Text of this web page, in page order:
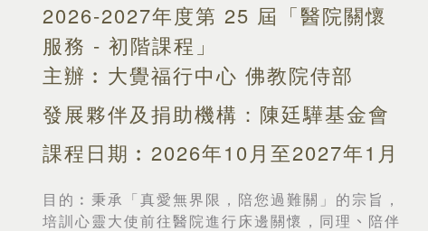
2026-2027年度第 25 屆「醫院關懷
服務 - 初階課程」
主辦︰大覺福行中心 佛教院侍部
發展夥伴及捐助機構：陳廷驊基金會
課程日期︰2026年10月至2027年1月
目的︰ 秉承「真愛無界限，陪您過難關」的宗旨，
培訓心靈大使前往醫院進行床邊關懷，同理 、 陪伴